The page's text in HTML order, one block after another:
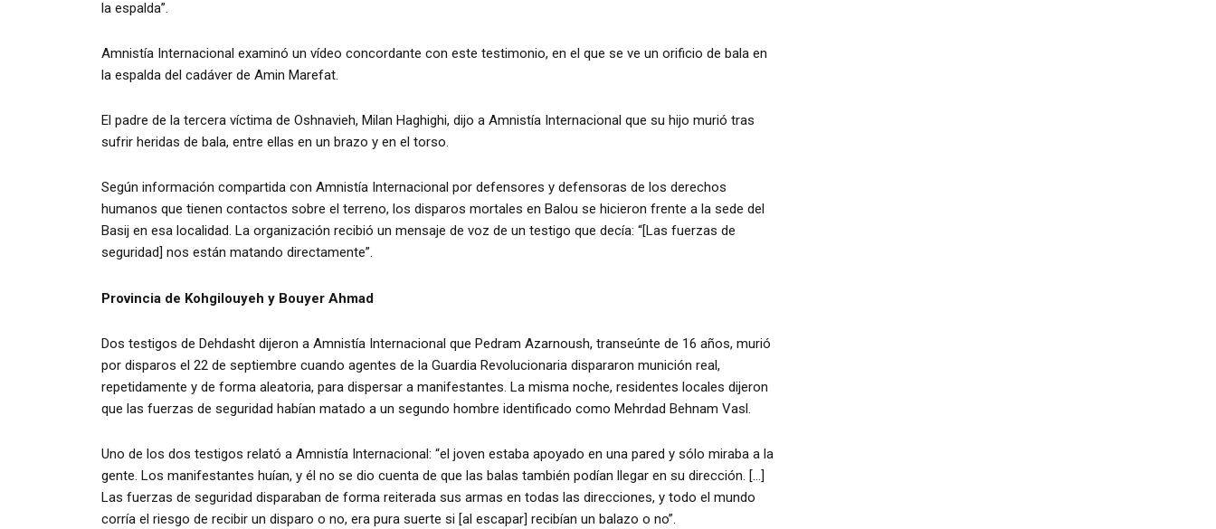
la espalda”.
Amnistía Internacional examinó un vídeo concordante con este testimonio, en el que se ve un orificio de bala en
la espalda del cadáver de Amin Marefat.
El padre de la tercera víctima de Oshnavieh, Milan Haghighi, dijo a Amnistía Internacional que su hijo murió tras
sufrir heridas de bala, entre ellas en un brazo y en el torso.
Según información compartida con Amnistía Internacional por defensores y defensoras de los derechos
humanos que tienen contactos sobre el terreno, los disparos mortales en Balou se hicieron frente a la sede del
Basij en esa localidad. La organización recibió un mensaje de voz de un testigo que decía: “[Las fuerzas de
seguridad] nos están matando directamente”.
Provincia de Kohgilouyeh y Bouyer Ahmad
Dos testigos de Dehdasht dijeron a Amnistía Internacional que Pedram Azarnoush, transeúnte de 16 años, murió
por disparos el 22 de septiembre cuando agentes de la Guardia Revolucionaria dispararon munición real,
repetidamente y de forma aleatoria, para dispersar a manifestantes. La misma noche, residentes locales dijeron
que las fuerzas de seguridad habían matado a un segundo hombre identificado como Mehrdad Behnam Vasl.
Uno de los dos testigos relató a Amnistía Internacional: “el joven estaba apoyado en una pared y sólo miraba a la
gente. Los manifestantes huían, y él no se dio cuenta de que las balas también podían llegar en su dirección. […]
Las fuerzas de seguridad disparaban de forma reiterada sus armas en todas las direcciones, y todo el mundo
corría el riesgo de recibir un disparo o no, era pura suerte si [al escapar] recibían un balazo o no”.